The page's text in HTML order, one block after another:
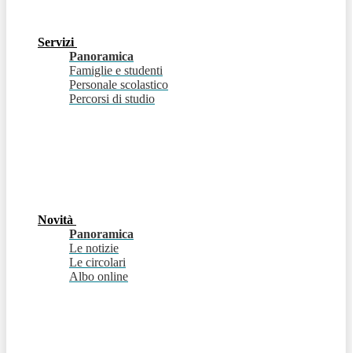
Servizi
Panoramica
Famiglie e studenti
Personale scolastico
Percorsi di studio
Novità
Panoramica
Le notizie
Le circolari
Albo online